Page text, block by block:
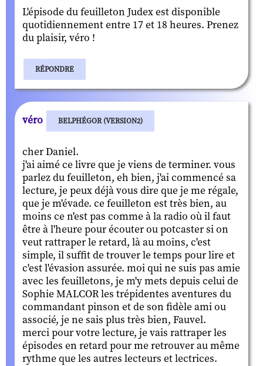
L'épisode du feuilleton Judex est disponible
quotidiennement entre 17 et 18 heures. Prenez
du plaisir, véro !
RÉPONDRE
véro BELPHÉGOR (VERSION2)
cher Daniel.
j'ai aimé ce livre que je viens de terminer. vous
parlez du feuilleton, eh bien, j'ai commencé sa
lecture, je peux déjà vous dire que je me régale,
que je m'évade. ce feuilleton est très bien, au
moins ce n'est pas comme à la radio où il faut
être à l'heure pour écouter ou potcaster si on
veut rattraper le retard, là au moins, c'est
simple, il suffit de trouver le temps pour lire et
c'est l'évasion assurée. moi qui ne suis pas amie
avec les feuilletons, je m'y mets depuis celui de
Sophie MALCOR les trépidentes aventures du
commandant pinson et de son fidèle ami ou
associé, je ne sais plus très bien, Fauvel.
merci pour votre lecture, je vais rattraper les
épisodes en retard pour me retrouver au même
rythme que les autres lecteurs et lectrices.